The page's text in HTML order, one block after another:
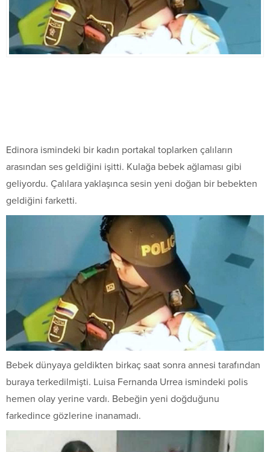
Edinora ismindeki bir kadın portakal toplarken çalıların
arasından ses geldiğini işitti. Kulağa bebek ağlaması gibi
geliyordu. Çalılara yaklaşınca sesin yeni doğan bir bebekten
geldiğini farketti.
Bebek dünyaya geldikten birkaç saat sonra annesi tarafından
buraya terkedilmişti. Luisa Fernanda Urrea ismindeki polis
hemen olay yerine vardı. Bebeğin yeni doğduğunu
farkedince gözlerine inanamadı.